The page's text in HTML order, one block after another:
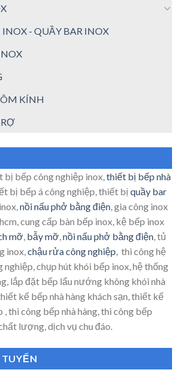
- QUẦY BAR INOX
KÍNH
bị bếp công nghiệp inox, thiết bị bếp nhà
bị bếp á công nghiệp, thiết bị quầy bar
nồi nấu phở bằng điện , gia công inox
cung cấp bàn bếp inox, kệ bếp inox
mỡ bẫy mỡ nồi nấu phở bằng điện , tủ
inox, chậu rửa công nghiệp , thi công hệ
nghiệp, chụp hút khói bếp inox, hệ thống
lắp đặt bếp lẩu nướng không khói nhà
kế bếp nhà hàng khách sạn, thiết kế
, thi công bếp nhà hàng, thi công bếp
lượng, dịch vụ chu đáo.